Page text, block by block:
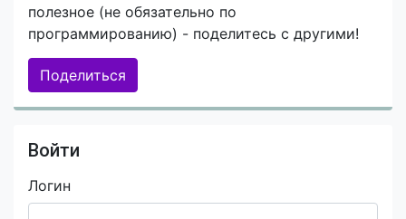
полезное (не обязательно по
программированию) - поделитесь с другими!
Поделиться
Войти
Логин